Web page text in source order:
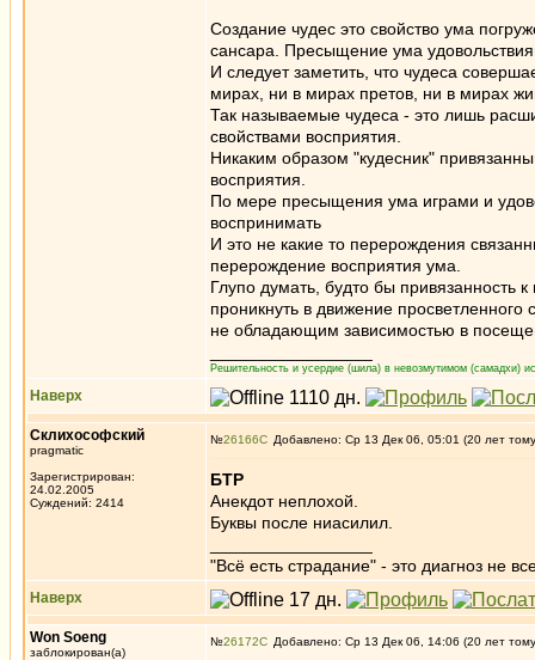
Создание чудес это свойство ума
сансара. Пресыщение ума
И следует заметить, что чудеса
мирах, ни в мирах претов, ни в мирах
Так называемые чудеса - это лишь
свойствами восприятия.
Никаким образом "кудесник"
восприятия.
По мере пресыщения ума играми и
воспринимать
И это не какие то перерождения
перерождение восприятия ума.
Глупо думать, будто бы привязанность
проникнуть в движение
не обладающим зависимостью в
Решительность и усердие (шила) в невозмутимом (самадхи)
Наверх
Склихософский
pragmatic
Зарегистрирован:
24.02.2005
Суждений: 2414
№26166 Добавлено: Ср 13 Дек 06, 05:01 (20 лет
БТР
Анекдот неплохой.
Буквы после ниасилил.
"Всё есть страдание" - это диагноз не
Наверх
Won Soeng
заблокирован(а)
№26172 Добавлено: Ср 13 Дек 06, 14:06 (20 лет